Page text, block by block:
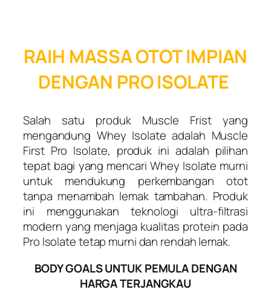
RAIH MASSA OTOT IMPIAN
DENGAN PRO ISOLATE
Salah satu produk Muscle Frist yang
mengandung Whey Isolate adalah Muscle
First Pro Isolate, produk ini adalah pilihan
tepat bagi yang mencari Whey Isolate murni
untuk mendukung perkembangan otot
tanpa menambah lemak tambahan. Produk
ini menggunakan teknologi ultra-filtrasi
modern yang menjaga kualitas protein pada
Pro Isolate tetap murni dan rendah lemak.
BODY GOALS UNTUK PEMULA DENGAN
HARGA TERJANGKAU